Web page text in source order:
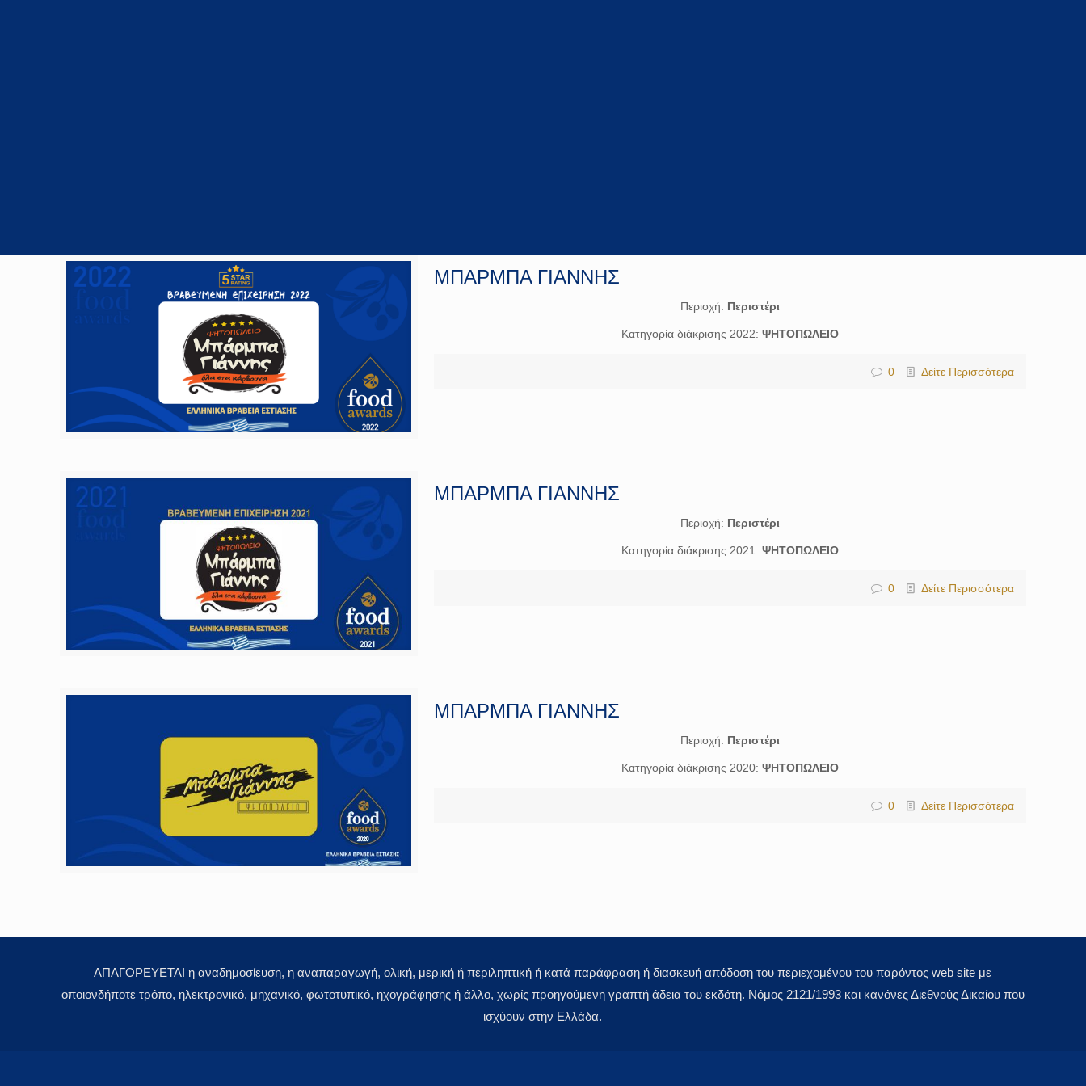
ΜΠΑΡΜΠΑ ΓΙΑΝΝΗΣ
Περιοχή: Περιστέρι
Κατηγορία διάκρισης 2022: ΨΗΤΟΠΩΛΕΙΟ
0 Δείτε Περισσότερα
ΜΠΑΡΜΠΑ ΓΙΑΝΝΗΣ
Περιοχή: Περιστέρι
Κατηγορία διάκρισης 2021: ΨΗΤΟΠΩΛΕΙΟ
0 Δείτε Περισσότερα
ΜΠΑΡΜΠΑ ΓΙΑΝΝΗΣ
Περιοχή: Περιστέρι
Κατηγορία διάκρισης 2020: ΨΗΤΟΠΩΛΕΙΟ
0 Δείτε Περισσότερα
ΑΠΑΓΟΡΕΥΕΤΑΙ η αναδημοσίευση, η αναπαραγωγή, ολική, μερική ή περιληπτική ή κατά παράφραση ή διασκευή απόδοση του περιεχομένου του παρόντος web site με
οποιονδήποτε τρόπο, ηλεκτρονικό, μηχανικό, φωτοτυπικό, ηχογράφησης ή άλλο, χωρίς προηγούμενη γραπτή άδεια του εκδότη. Νόμος 2121/1993 και κανόνες Διεθνούς Δικαίου που
ισχύουν στην Ελλάδα.